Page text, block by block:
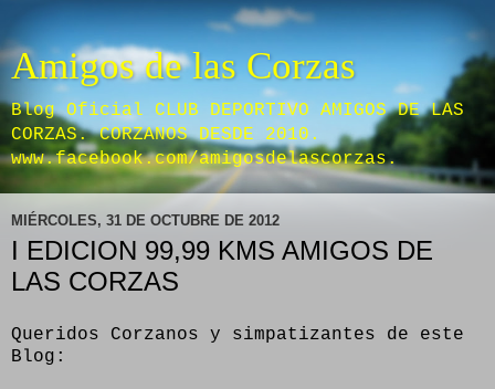
Amigos de las Corzas
Blog Oficial CLUB DEPORTIVO AMIGOS DE LAS
CORZAS. CORZANOS DESDE 2010.
www.facebook.com/amigosdelascorzas.
MIÉRCOLES, 31 DE OCTUBRE DE 2012
I EDICION 99,99 KMS AMIGOS DE
LAS CORZAS
Queridos Corzanos y simpatizantes de este
Blog: